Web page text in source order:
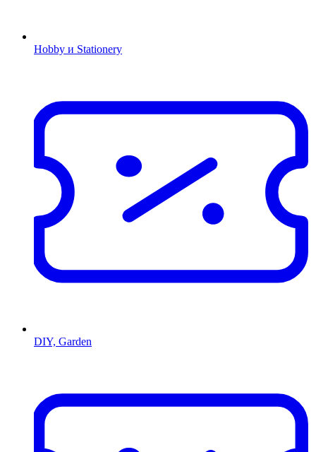
Hobby и Stationery
DIY, Garden